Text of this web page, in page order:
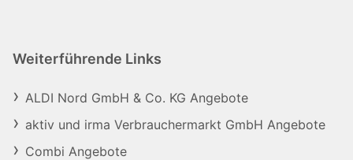
Weiterführende Links
ALDI Nord GmbH & Co. KG Angebote
aktiv und irma Verbrauchermarkt GmbH Angebote
Combi Angebote